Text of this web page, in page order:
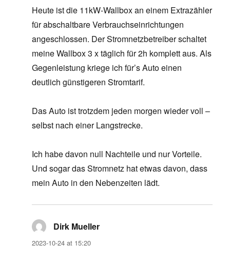
Heute ist die 11kW-Wallbox an einem Extrazähler
für abschaltbare Verbrauchseinrichtungen
angeschlossen. Der Stromnetzbetreiber schaltet
meine Wallbox 3 x täglich für 2h komplett aus. Als
Gegenleistung kriege ich für’s Auto einen
deutlich günstigeren Stromtarif.
Das Auto ist trotzdem jeden morgen wieder voll –
selbst nach einer Langstrecke.
Ich habe davon null Nachteile und nur Vorteile.
Und sogar das Stromnetz hat etwas davon, dass
mein Auto in den Nebenzeiten lädt.
Dirk Mueller
2023-10-24 at 15:20